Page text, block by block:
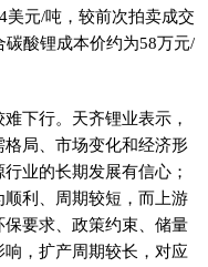
美元/吨，较前次拍卖成交
酸锂成本价约为58万元/
下行。天齐锂业表示，
局、市场变化和经济形
业的长期发展有信心；
利、周期较短，而上游
要求、政策约束、储量
，扩产周期较长，对应